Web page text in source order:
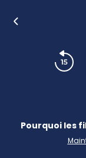
Pourquoi les